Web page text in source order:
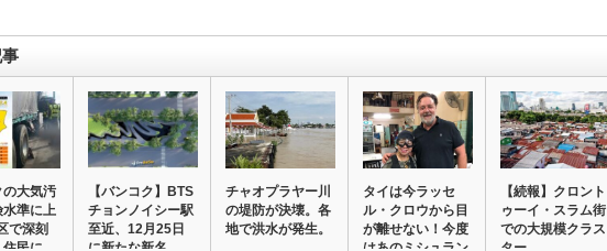
の大気汚
水準に上
で深刻
民に…
【バンコク】BTS
チョンノイシー駅
至近、12月25日
に新たな新名…
チャオプラヤー川
の堤防が決壊。各
地で洪水が発生。
タイは今ラッセ
ル・クロウから目
が離せない！今度
はあのミシュラン
【続報】クロント
ゥーイ・スラム街
での大規模クラス
ター